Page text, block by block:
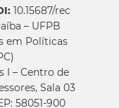
10.15687/rec
– UFPB
em Políticas
I – Centro de
Sala 03
58051-900